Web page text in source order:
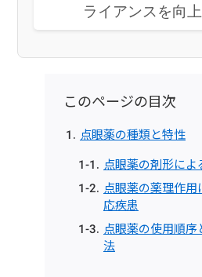
ライアンスを向
このページの目次
点眼薬の種類と特性
点眼薬の剤形によ
点眼薬の薬理作
応疾患
点眼薬の使用順
法